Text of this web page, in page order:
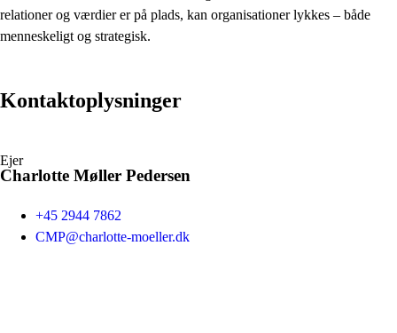
relationer og værdier er på plads, kan organisationer lykkes – både
menneskeligt og strategisk.
Kontaktoplysninger
Ejer
Charlotte Møller Pedersen
+45 2944 7862
CMP@charlotte-moeller.dk